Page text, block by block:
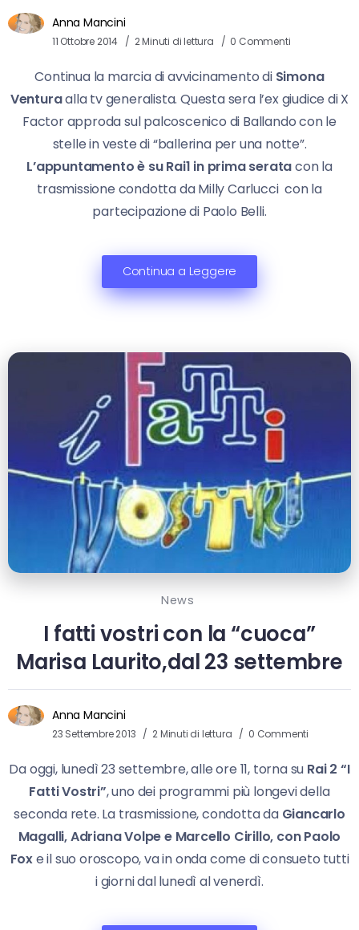
Anna Mancini
11 Ottobre 2014 2 Minuti di lettura 0 Commenti
Continua la marcia di avvicinamento di Simona
Venturaalla tv generalista. Questa sera l’ex giudice di X
Factor approda sul palcoscenico di Ballando con le
stelle in veste di “ballerina per una notte”.
L’appuntamento è su Rai1 in prima seratacon la
trasmissione condotta da Milly Carlucci con la
partecipazione di Paolo Belli.
Continua a Leggere
News
I fatti vostri con la “cuoca”
Marisa Laurito,dal 23 settembre
Anna Mancini
23 Settembre 2013 2 Minuti di lettura 0 Commenti
Da oggi, lunedì 23 settembre, alle ore 11, torna su Rai 2 “I
Fatti Vostri”, uno dei programmi più longevi della
seconda rete. La trasmissione, condotta da Giancarlo
Magalli, Adriana Volpe e Marcello Cirillo, con Paolo
Foxe il suo oroscopo, va in onda come di consueto tutti
i giorni dal lunedì al venerdì.